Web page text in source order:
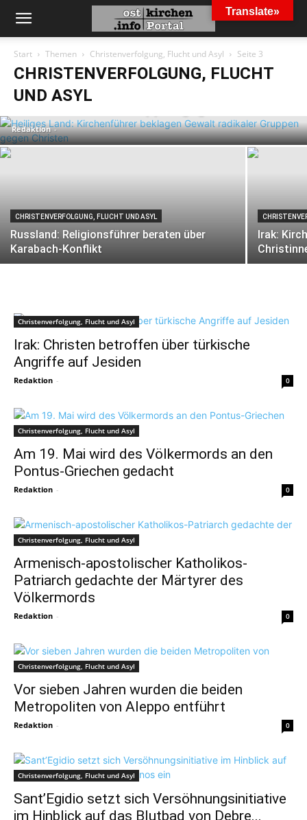
Start Themen Christenverfolgung, Flucht und Asyl Seite 3
CHRISTENVERFOLGUNG, FLUCHT
UND ASYL
CHRISTENVERFOLGUNG, FLUCHT UND ASYL
Heiliges Land: Kirchenführer beklagen
Redaktion -
CHRISTENVERFOLGUNG, FLUCHT UND ASYL
Russland: Religionsführer beraten über
Karabach-Konflikt
Irak:
Christenverfolgung, Flucht und Asyl
Irak: Christen betroffen über türkische
Angriffe auf Jesiden
Redaktion - 0
Christenverfolgung, Flucht und Asyl
Am 19. Mai wird des Völkermords an den
Pontus-Griechen gedacht
Redaktion - 0
Christenverfolgung, Flucht und Asyl
Armenisch-apostolischer Katholikos-
Patriarch gedachte der Märtyrer des
Völkermords
Redaktion - 0
Christenverfolgung, Flucht und Asyl
Vor sieben Jahren wurden die beiden
Metropoliten von Aleppo entführt
Redaktion - 0
Christenverfolgung, Flucht und Asyl
Sant’Egidio setzt sich Versöhnungsinitiative
im Hinblick auf das Blutbad von Debre...
Translate»